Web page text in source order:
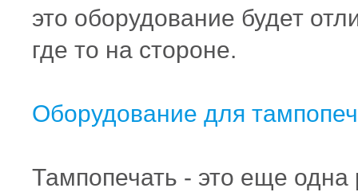
это оборудование будет
где то на стороне.
Оборудование для
Тампопечать - это еще одна